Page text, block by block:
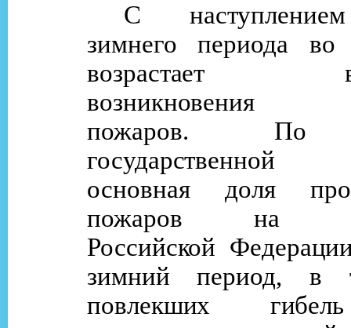
С
зимнего периода
возрастает
возникновения
пожаров. По
государственной
основная доля
пожаров на
Российской
зимний период, в
повлекших